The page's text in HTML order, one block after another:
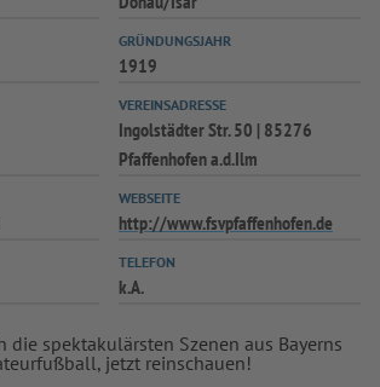
GRÜNDUNGSJAHR
1919
VEREINSADRESSE
Ingolstädter Str. 50 | 85276
Pfaffenhofen a.d.Ilm
WEBSEITE
http://www.fsvpfaffenhofen.de
TELEFON
k.A.
die spektakulärsten Szenen aus Bayerns
jetzt reinschauen!